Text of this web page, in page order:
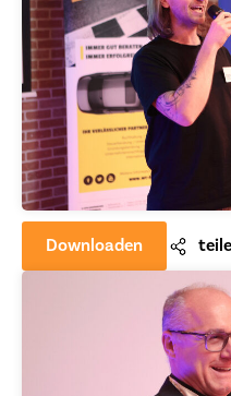
Downloaden